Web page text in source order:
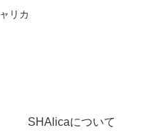
リカ
SHAlicaについて